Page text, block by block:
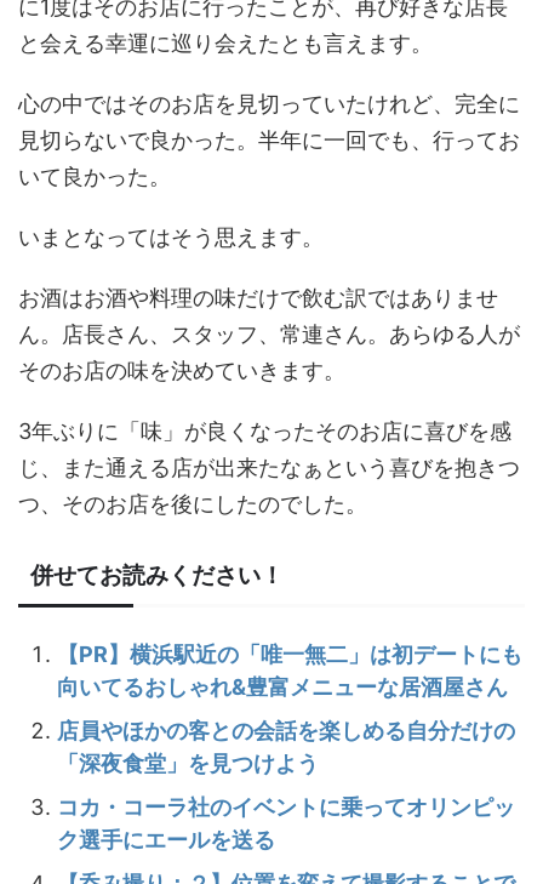
に1度はそのお店に行ったことが、再び好きな店長
と会える幸運に巡り会えたとも言えます。
心の中ではそのお店を見切っていたけれど、完全に
見切らないで良かった。半年に一回でも、行ってお
いて良かった。
いまとなってはそう思えます。
お酒はお酒や料理の味だけで飲む訳ではありませ
ん。店長さん、スタッフ、常連さん。あらゆる人が
そのお店の味を決めていきます。
3年ぶりに「味」が良くなったそのお店に喜びを感
じ、また通える店が出来たなぁという喜びを抱きつ
つ、そのお店を後にしたのでした。
併せてお読みください！
【PR】横浜駅近の「唯一無二」は初デートにも
向いてるおしゃれ&豊富メニューな居酒屋さん
店員やほかの客との会話を楽しめる自分だけの
「深夜食堂」を見つけよう
コカ・コーラ社のイベントに乗ってオリンピッ
ク選手にエールを送る